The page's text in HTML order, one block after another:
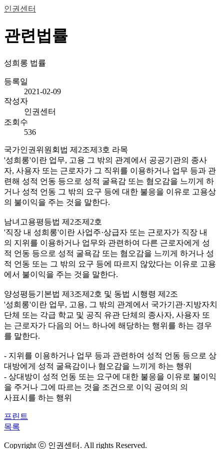
인권센터
관련법률
성희롱 법률
등록일
2021-02-09
작성자
인권센터
조회수
536
국가인권위원회법 제2조제3호 라목
'성희롱'이란 업무, 고용 그 밖의 관계에서 공공기관의 종사
자, 사용자 또는 근로자가 그 직위를 이용하거나 업무 등과 관
련해 성적 언동 등으로 성적 굴욕감 또는 혐오감을 느끼게 하
거나 성적 언동 그 밖의 요구 등에 대한 불응을 이유로 고용상
의 불이익을 주는 것을 말한다.
남녀고용평등법 제2조제2호
'직장 내 성희롱'이란 사업주·상급자 또는 근로자가 직장 내
의 지위를 이용하거나 업무와 관련하여 다른 근로자에게 성
적 언동 등으로 성적 굴욕감 또는 혐오감을 느끼게 하거나 성
적 언동 또는 그 밖의 요구 등에 따르지 않았다는 이유로 고용
에서 불이익을 주는 것을 말한다.
양성평등기본법 제3조제2호 및 동법 시행령 제2조
'성희롱'이란 업무, 고용, 그 밖의 관계에서 국가기관·지방자치
단체 또는 각급 학교 및 공직 유관 단체의 종사자, 사용자 또
는 근로자가 다음의 어느 하나에 해당하는 행위를 하는 경우
를 말한다.
- 지위를 이용하거나 업무 등과 관련하여 성적 언동 등으로 상
대방에게 성적 굴욕감이나 혐오감을 느끼게 하는 행위
- 상대방이 성적 언동 또는 요구에 대한 불응을 이유로 불이익
을 주거나 그에 따르는 것을 조건으로 이익 공여의 의
사표시를 하는 행위
프린트
목록
Copyright ⓒ 인권센터. All rights Reserved.